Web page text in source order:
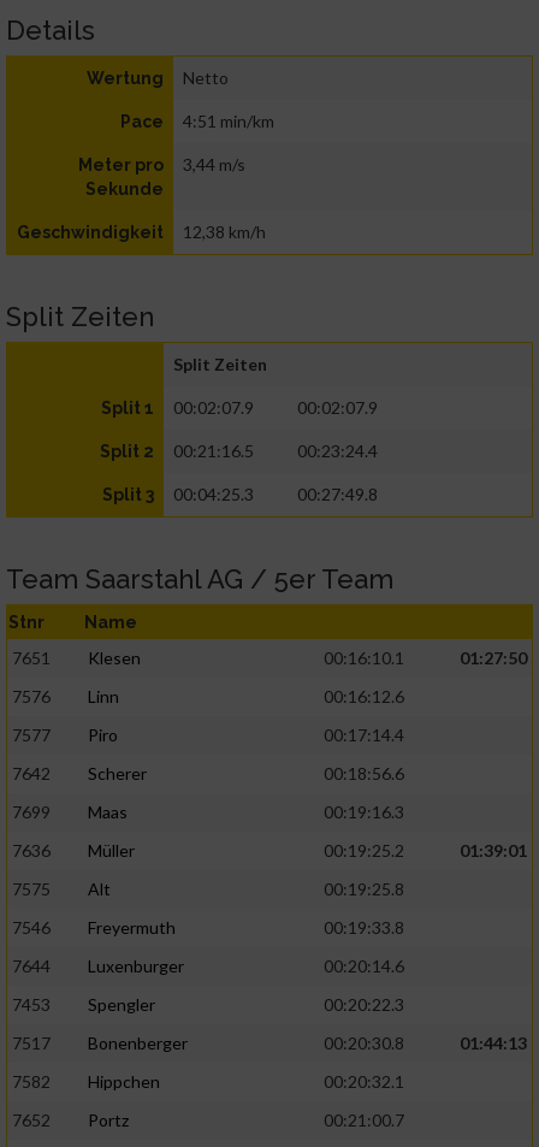
Details
Wertung Netto
Pace 4:51 min/km
Meter pro
Sekunde
3,44 m/s
Geschwindigkeit 12,38 km/h
Split Zeiten
Split Zeiten
Split 1 00:02:07.9 00:02:07.9
Split 2 00:21:16.5 00:23:24.4
Split 3 00:04:25.3 00:27:49.8
Team Saarstahl AG / 5er Team
Stnr Name
7651 Klesen 00:16:10.1
01:27:50
7576
Linn
00:16:12.6
7577
Piro
00:17:14.4
7642
Scherer
00:18:56.6
7699
Maas
00:19:16.3
7636
Müller 00:19:25.2
01:39:01
7575
Alt
00:19:25.8
7546
Freyermuth
00:19:33.8
7644
Luxenburger
00:20:14.6
7453
Spengler
00:20:22.3
7517
Bonenberger 00:20:30.8
01:44:13
7582
Hippchen
00:20:32.1
7652
Portz
00:21:00.7